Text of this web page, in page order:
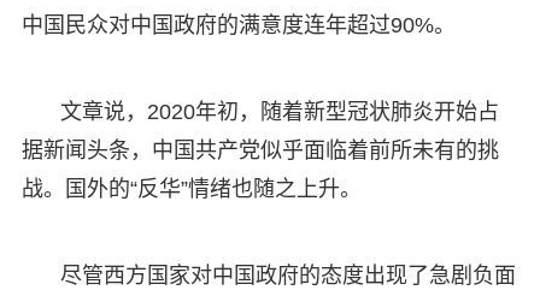
中国民众对中国政府的满意度连年超过90%。
文章说，2020年初，随着新型冠状肺炎开始占
据新闻头条，中国共产党似乎面临着前所未有的挑
战。国外的“反华”情绪也随之上升。
尽管西方国家对中国政府的态度出现了急剧负面